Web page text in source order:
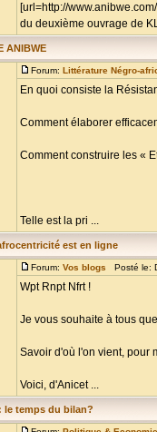
[url=http://
du deuxième ouvrage de
ANIBWE
Forum: Littérature Négro-
En quoi consiste la
Comment élaborer
Comment construire les «
Telle est la pri ...
est en ligne
Forum: Vos blogs Posté le:
Wpt Rnpt Nfrt !
Je vous souhaite à tous
Savoir d'où l'on vient, pour
Voici, d'Anicet ...
le temps du bilan?